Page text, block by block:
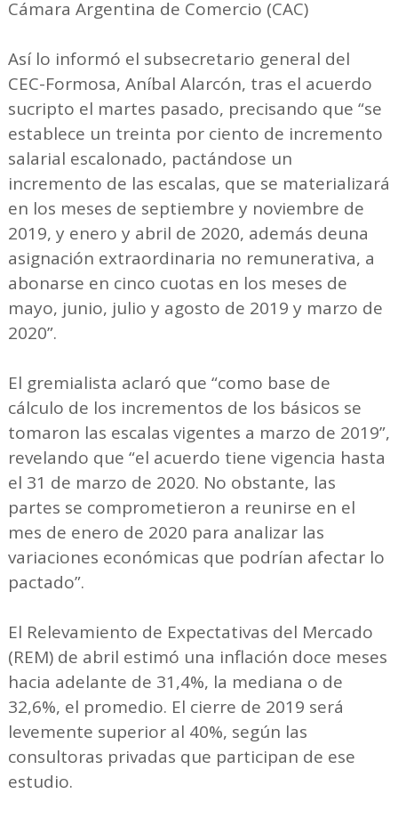
Cámara Argentina de Comercio (CAC)
Así lo informó el subsecretario general del
CEC-Formosa, Aníbal Alarcón, tras el acuerdo
sucripto el martes pasado, precisando que “se
establece un treinta por ciento de incremento
salarial escalonado, pactándose un
incremento de las escalas, que se materializará
en los meses de septiembre y noviembre de
2019, y enero y abril de 2020, además deuna
asignación extraordinaria no remunerativa, a
abonarse en cinco cuotas en los meses de
mayo, junio, julio y agosto de 2019 y marzo de
2020”.
El gremialista aclaró que “como base de
cálculo de los incrementos de los básicos se
tomaron las escalas vigentes a marzo de 2019”,
revelando que “el acuerdo tiene vigencia hasta
el 31 de marzo de 2020. No obstante, las
partes se comprometieron a reunirse en el
mes de enero de 2020 para analizar las
variaciones económicas que podrían afectar lo
pactado”.
El Relevamiento de Expectativas del Mercado
(REM) de abril estimó una inflación doce meses
hacia adelante de 31,4%, la mediana o de
32,6%, el promedio. El cierre de 2019 será
levemente superior al 40%, según las
consultoras privadas que participan de ese
estudio.